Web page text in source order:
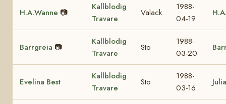
H.A.Wanne 📷
Kallblodig
Travare
Valack
1988-
04-19
Barrgreia 📷
Kallblodig
Travare
Sto
1988-
03-20
Evelina Best
Kallblodig
Travare
Sto
1988-
03-16